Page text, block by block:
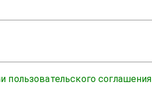
пользовательского соглашения